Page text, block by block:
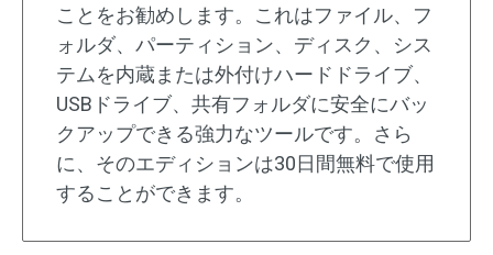
ことをお勧めします。これはファイル、フ
ォルダ、パーティション、ディスク、シス
テムを内蔵または外付けハードドライブ、
USBドライブ、共有フォルダに安全にバッ
クアップできる強力なツールです。さら
に、そのエディションは30日間無料で使用
することができます。